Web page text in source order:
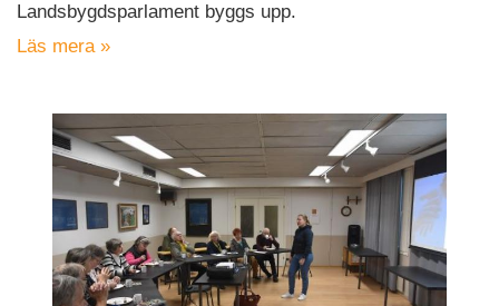
Landsbygdsparlament byggs upp.
Läs mera »